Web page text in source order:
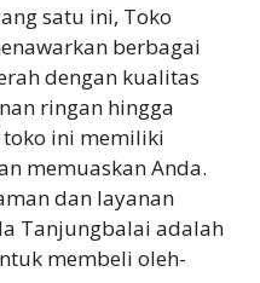
satu ini, Toko
berbagai
dengan kualitas
ringan hingga
ini memiliki
memuaskan Anda.
dan layanan
Tanjungbalai adalah
membeli oleh-